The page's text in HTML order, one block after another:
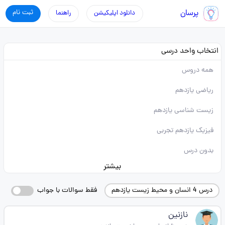
پرسان ثبت نام راهنما دانلود اپلیکیشن
انتخاب واحد درسی
همه دروس
ریاضی یازدهم
زیست شناسی یازدهم
فیزیک یازدهم تجربی
بدون درس
بیشتر
درس 4 انسان و محیط زیست یازدهم فقط سوالات با جواب
نازنین